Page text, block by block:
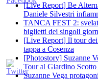
[Live Report] Be
Daniele Silvestri
TANCA FEST 2:
biglietti dei singoli
[Live Report] Il tour
tappa a Cosenza
[Photostory] Suzanne
Tour al Giardino Scotto
Suzanne Vega